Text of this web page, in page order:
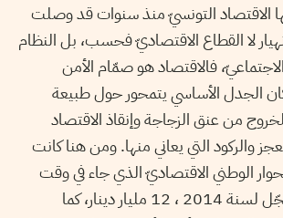
الاقتصاد التونسيّ منذ سنوات قد وصلت
لا القطاع الاقتصاديّ فحسب، بل النظام
فالاقتصاد هو صمّام الأمن
الجدل الأساسي يتمحور حول طبيعة
من عنق الزجاجة وإنقاذ الاقتصاد
والركود التي يعاني منها. ومن هنا كانت
الوطني الاقتصاديّ الذي جاء في وقت
بلغ فيه العجز المسجّل لسنة 2014 ، 12 مليار دينار، كما